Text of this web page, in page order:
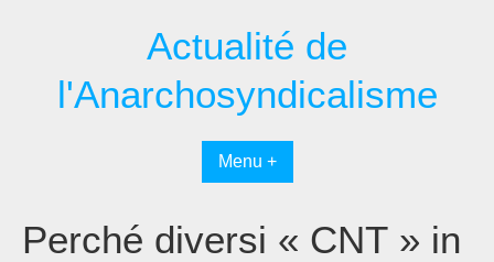
Actualité de
l'Anarchosyndicalisme
Menu +
Perché diversi « CNT » in